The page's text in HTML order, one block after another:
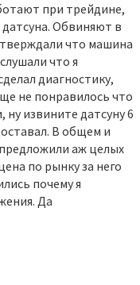
при трейдине,
датсуна. Обвиняют в
что машина
что я
диагностику,
не понравилось что
извините датсуну 6
В общем и
аж целых
по рынку за него
почему я
Да